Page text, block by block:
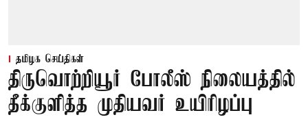
தமிழக செய்திகள்
திருவொற்றியூர் போலீஸ் நிலையத்தில்
தீக்குளித்த முதியவர் உயிரிழப்பு